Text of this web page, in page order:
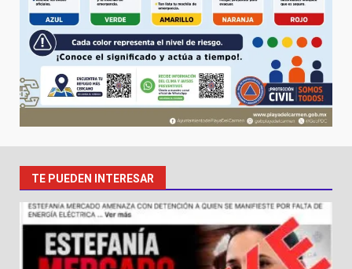
TE PUEDEN INTERESAR